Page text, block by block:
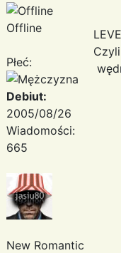
Offline
Płeć:
Debiut:
2005/08/26
Wiadomości:
665
New Romantic